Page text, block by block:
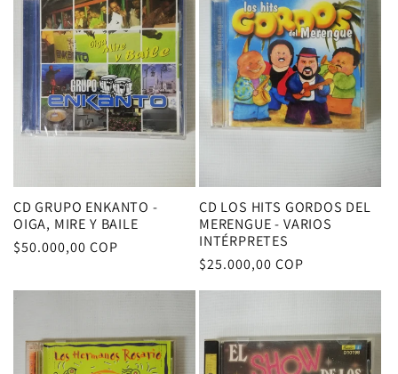
ó
n
:
CD GRUPO ENKANTO -
OIGA, MIRE Y BAILE
Precio
$50.000,00 COP
CD LOS HITS GORDOS DEL
MERENGUE - VARIOS
INTÉRPRETES
Precio
$25.000,00 COP